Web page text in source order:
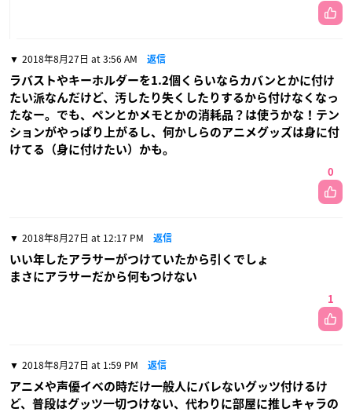
2018年8月27日 at 3:56 AM 返信
ラバストやキーホルダーを1.2個くらいならカバンとかに付け
たい派なんだけど、汚したり失くしたりするから付けなくなっ
たなー。でも、ペンとかメモとかの消耗品？は使うかな！テン
ションがやっぱり上がるし、何かしらのアニメグッズは身に付
けてる（身に付けたい）かも。
0
2018年8月27日 at 12:17 PM 返信
いい年したアラサーがつけていたから引くでしょ
まさにアラサーだから何もつけない
1
2018年8月27日 at 1:59 PM 返信
アニメや声優イベの時だけ一般人にバレないグッツ付けるけ
ど、普段はグッツ一切つけない、代わりに部屋に推しキャラの